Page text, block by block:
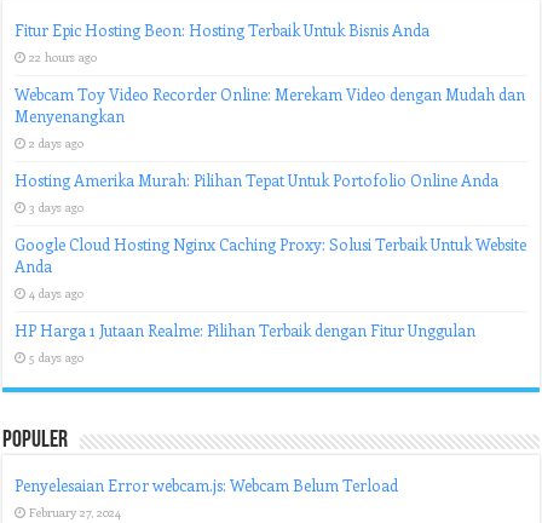
Fitur Epic Hosting Beon: Hosting Terbaik Untuk Bisnis Anda
22 hours ago
Webcam Toy Video Recorder Online: Merekam Video dengan Mudah dan
Menyenangkan
2 days ago
Hosting Amerika Murah: Pilihan Tepat Untuk Portofolio Online Anda
3 days ago
Google Cloud Hosting Nginx Caching Proxy: Solusi Terbaik Untuk Website
Anda
4 days ago
HP Harga 1 Jutaan Realme: Pilihan Terbaik dengan Fitur Unggulan
5 days ago
Populer
Penyelesaian Error webcam.js: Webcam Belum Terload
February 27, 2024